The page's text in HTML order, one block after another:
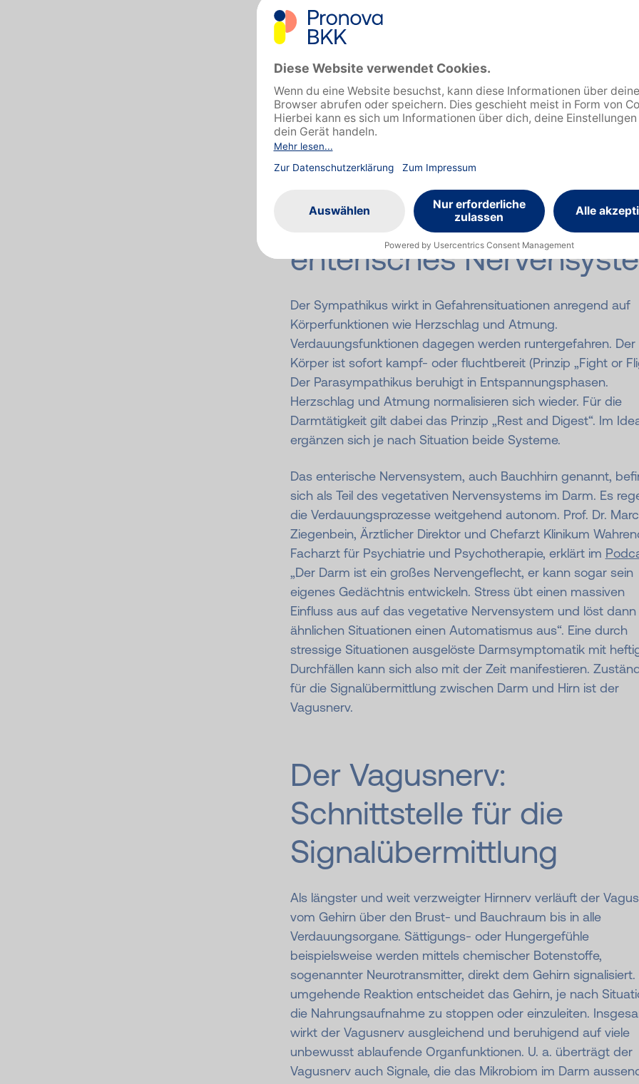
Darm-Hirn-Achse aber ist das Zusammenspiel von
und Parasympathikus im vegetativen Nervensystem.
Das vegetative
Nervensystem:
Sympathikus, Para­
sympathikus und
enterisches
Der Sympathikus wirkt in Gefahrensituationen anregend auf
Körperfunktionen wie Herzschlag und Atmung.
Verdauungsfunktionen dagegen werden runtergefahren. Der
Körper ist sofort kampf- oder fluchtbereit (Prinzip „Fight or
Der Parasympathikus beruhigt in Entspannungsphasen.
Herzschlag und Atmung normalisieren sich wieder. Für die
Darmtätigkeit gilt dabei das Prinzip „Rest and Digest“. Im
ergänzen sich je nach Situation beide Systeme.
Das enterische Nervensystem, auch Bauchhirn genannt,
sich als Teil des vegetativen Nervensystems im Darm. Es
die Verdauungsprozesse weitgehend autonom. Prof. Dr. Marc
Ziegenbein, Ärztlicher Direktor und Chefarzt Klinikum
Facharzt für Psychiatrie und Psychotherapie, erklärt im
„Der Darm ist ein großes Nervengeflecht, er kann sogar sein
eigenes Gedächtnis entwickeln. Stress übt einen massiven
Einfluss aus auf das vegetative Nervensystem und löst dann
ähnlichen Situationen einen Automatismus aus“. Eine durch
stressige Situationen ausgelöste Darmsymptomatik mit
Durchfällen kann sich also mit der Zeit manifestieren.
für die Signalübermittlung zwischen Darm und Hirn ist der
Vagusnerv.
Der Vagusnerv:
Schnittstelle für die
Signal­über­mittlung
Als längster und weit verzweigter Hirnnerv verläuft der
vom Gehirn über den Brust- und Bauchraum bis in alle
Verdauungsorgane. Sättigungs- oder Hungergefühle
beispielsweise werden mittels chemischer Botenstoffe,
sogenannter Neurotransmitter, direkt dem Gehirn signalisiert.
umgehende Reaktion entscheidet das Gehirn, je nach
die Nahrungsaufnahme zu stoppen oder einzuleiten.
wirkt der Vagusnerv ausgleichend und beruhigend auf viele
unbewusst ablaufende Organfunktionen. U. a. überträgt der
Vagusnerv auch Signale, die das Mikrobiom im Darm